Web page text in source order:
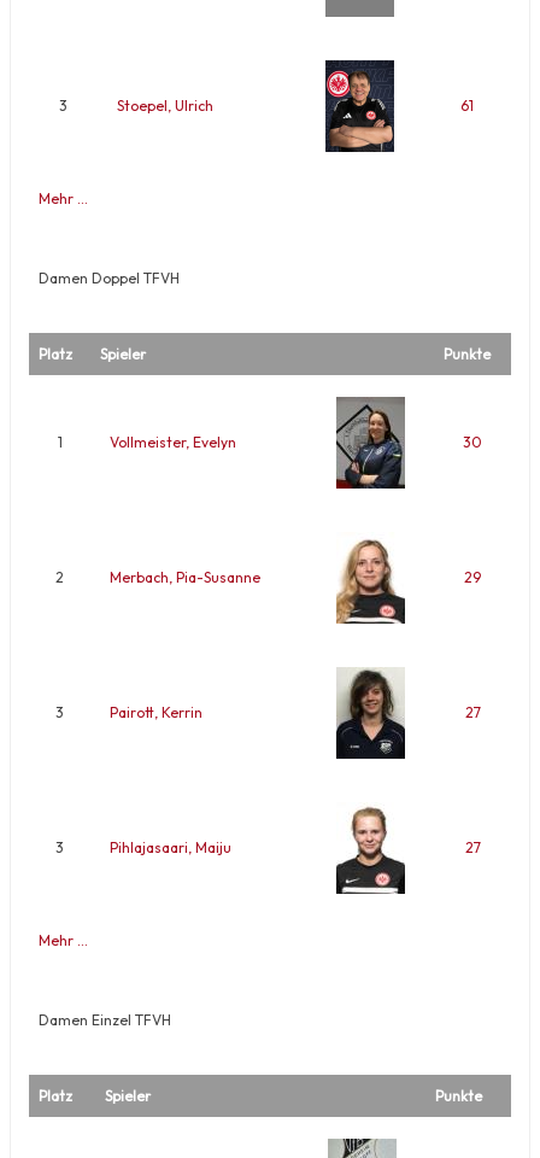
3 Stoepel, Ulrich 61
Mehr …
Damen Doppel TFVH
Platz Spieler Punkte
1 Vollmeister, Evelyn 30
2 Merbach, Pia-Susanne 29
3 Pairott, Kerrin 27
3 Pihlajasaari, Maiju 27
Mehr …
Damen Einzel TFVH
Platz Spieler Punkte